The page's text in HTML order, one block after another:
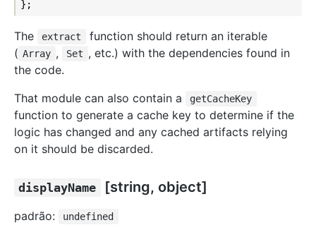
The extract
function should return an iterable
( Array , Set , etc.) with the dependencies found in
the code.
That module can also contain a
getCacheKey
function to generate a cache key to determine if the
logic has changed and any cached artifacts relying
on it should be discarded.
displayName [string, object]
padrão: undefined